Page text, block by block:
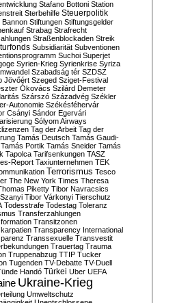
Stafano Bottoni Station
Sterbehilfe Steuerpolitik
Bannon Stiftungen Stiftungsgelder
Strabag Strafrecht
Straßenblockaden Streik
Subsidiarität Subventionen
Suchoi Superjet
Syrien-Krieg Syrienkrise Syriza
Szabadság tér SZDSZ
Jövőért Szeged Sziget-Festival
Ókovács Szilárd Demeter
Szárszó Századvég Székler
Autonomie Székésféhervár
Csányi Sándor Egervári
Sólyom Airways
Tag der Arbeit Tag der
Tamás Deutsch Tamás Gaudi-
Tamás Portik Tamás Sneider Tamás
Tapolca Tarifsenkungen TASZ
Report Taxiunternehmen TEK
Terrorismus Tesco
The New York Times Theresa
Piketty Tibor Navracsics
Tibor Várkonyi Tierschutz
Todesstrafe Todestag Toleranz
Transferzahlungen
Transitzonen
Transparency International
Transsexuelle Transvestit
Trauertag Trauma
Truppenabzug TTIP Tucker
Tugenden TV-Debatte TV-Duell
Handó Türkei Uber UEFA
Ukraine-Krieg
Umweltschutz